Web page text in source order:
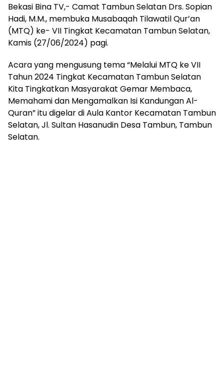
Bekasi Bina TV,- Camat Tambun Selatan Drs. Sopian
Hadi, M.M., membuka Musabaqah Tilawatil Qur’an
(MTQ) ke- VII Tingkat Kecamatan Tambun Selatan,
Kamis (27/06/2024) pagi.
Acara yang mengusung tema “Melalui MTQ ke VII
Tahun 2024 Tingkat Kecamatan Tambun Selatan
Kita Tingkatkan Masyarakat Gemar Membaca,
Memahami dan Mengamalkan Isi Kandungan Al-
Quran” itu digelar di Aula Kantor Kecamatan Tambun
Selatan, Jl. Sultan Hasanudin Desa Tambun, Tambun
Selatan.